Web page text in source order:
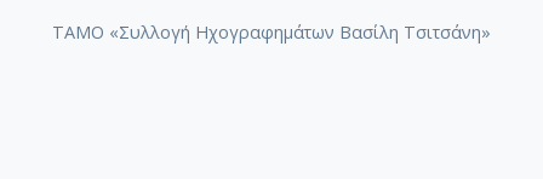
ΤΑΜΟ «Συλλογή Ηχογραφημάτων Βασίλη Τσιτσάνη»